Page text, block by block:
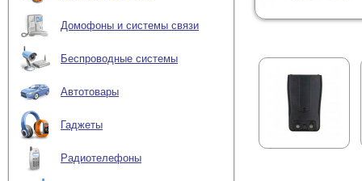
Домофоны и системы связи
Беспроводные системы
Автотовары
Гаджеты
Радиотелефоны